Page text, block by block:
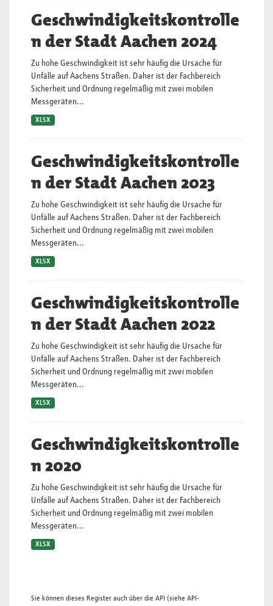
Geschwindigkeitskontrolle
n der Stadt Aachen 2024
Zu hohe Geschwindigkeit ist sehr häufig die Ursache für
Unfälle auf Aachens Straßen. Daher ist der Fachbereich
Sicherheit und Ordnung regelmäßig mit zwei mobilen
Messgeräten...
XLSX
Geschwindigkeitskontrolle
n der Stadt Aachen 2023
Zu hohe Geschwindigkeit ist sehr häufig die Ursache für
Unfälle auf Aachens Straßen. Daher ist der Fachbereich
Sicherheit und Ordnung regelmäßig mit zwei mobilen
Messgeräten...
XLSX
Geschwindigkeitskontrolle
n der Stadt Aachen 2022
Zu hohe Geschwindigkeit ist sehr häufig die Ursache für
Unfälle auf Aachens Straßen. Daher ist der Fachbereich
Sicherheit und Ordnung regelmäßig mit zwei mobilen
Messgeräten...
XLSX
Geschwindigkeitskontrolle
n 2020
Zu hohe Geschwindigkeit ist sehr häufig die Ursache für
Unfälle auf Aachens Straßen. Daher ist der Fachbereich
Sicherheit und Ordnung regelmäßig mit zwei mobilen
Messgeräten...
XLSX
Sie können dieses Register auch über die API (siehe API-